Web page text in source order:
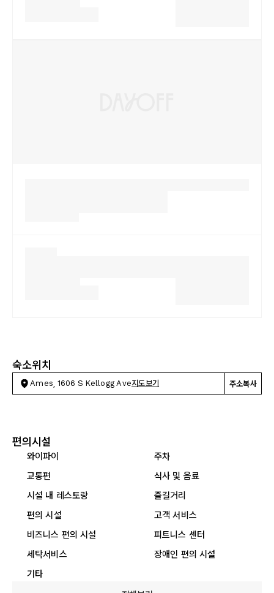
숙소위치
Ames, 1606 S Kellogg Ave지도보기 주소복사
편의시설
와이파이
주차
교통편
식사 및 음료
시설 내 레스토랑
즐길거리
편의 시설
고객 서비스
비즈니스 편의 시설
피트니스 센터
세탁서비스
장애인 편의 시설
기타